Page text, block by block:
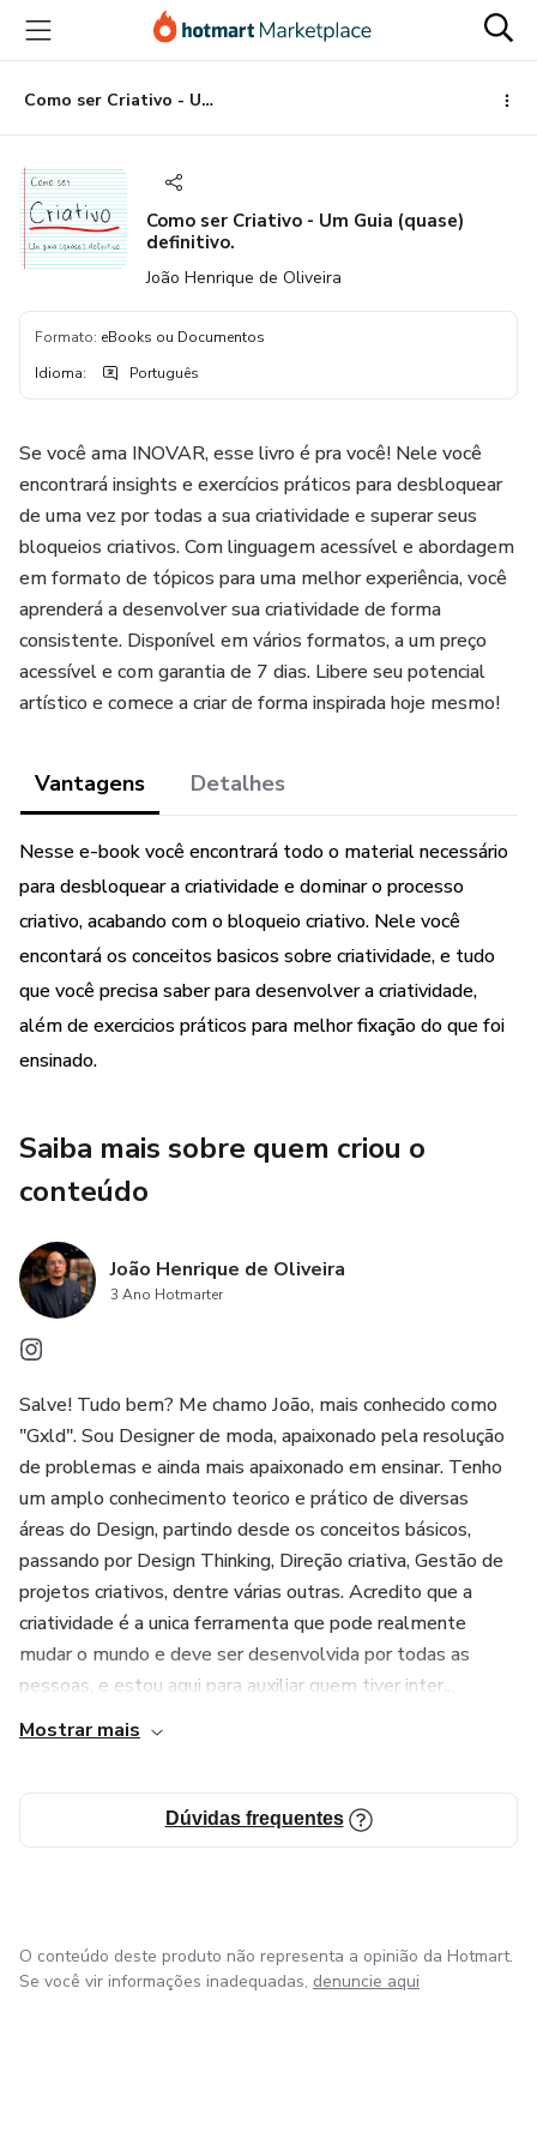
para
conteúdo
principal
para
pagamento
para
rodapé
Como ser Criativo - Um Guia (quase) definitivo.
Como ser Criativo - Um Guia (quase)
definitivo.
João Henrique de Oliveira
Formato: eBooks ou Documentos
Idioma: Português
Se você ama INOVAR, esse livro é pra você! Nele você
encontrará insights e exercícios práticos para desbloquear
de uma vez por todas a sua criatividade e superar seus
bloqueios criativos. Com linguagem acessível e abordagem
em formato de tópicos para uma melhor experiência, você
aprenderá a desenvolver sua criatividade de forma
consistente. Disponível em vários formatos, a um preço
acessível e com garantia de 7 dias. Libere seu potencial
artístico e comece a criar de forma inspirada hoje mesmo!
Vantagens Detalhes
Nesse e-book você encontrará todo o material necessário
para desbloquear a criatividade e dominar o processo
criativo, acabando com o bloqueio criativo. Nele você
encontará os conceitos basicos sobre criatividade, e tudo
que você precisa saber para desenvolver a criatividade,
além de exercicios práticos para melhor fixação do que foi
ensinado.
Saiba mais sobre quem criou o
conteúdo
João Henrique de Oliveira
3 Ano Hotmarter
Salve! Tudo bem? Me chamo João, mais conhecido como
"Gxld". Sou Designer de moda, apaixonado pela resolução
de problemas e ainda mais apaixonado em ensinar. Tenho
um amplo conhecimento teorico e prático de diversas
áreas do Design, partindo desde os conceitos básicos,
passando por Design Thinking, Direção criativa, Gestão de
projetos criativos, dentre várias outras. Acredito que a
criatividade é a unica ferramenta que pode realmente
mudar o mundo e deve ser desenvolvida por todas as
pessoas, e estou aqui para auxiliar quem tiver inter...
Mostrar mais
Dúvidas frequentes
O conteúdo deste produto não representa a opinião da Hotmart.
Se você vir informações inadequadas, denuncie aqui